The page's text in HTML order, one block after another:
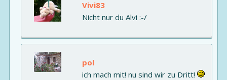
Vivi83
Nicht nur du Alvi :-/
pol
ich mach mit! nu sind wir zu Dritt!